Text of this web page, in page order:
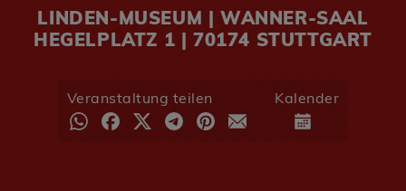
LINDEN-MUSEUM | WANNER-SAAL
HEGELPLATZ 1 | 70174 STUTTGART
Veranstaltung teilen Kalender